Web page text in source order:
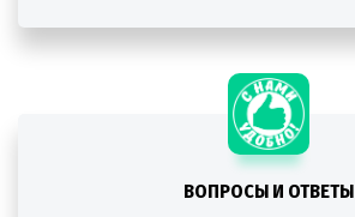
ВОПРОСЫ И ОТВЕТЫ